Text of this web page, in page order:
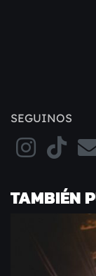
SEGUINOS
TAMBIÉN